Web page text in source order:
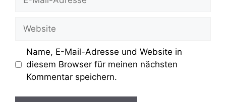
Website
Name, E-Mail-Adresse und Website in
diesem Browser für meinen nächsten
Kommentar speichern.